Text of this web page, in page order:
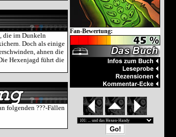
die im Dunkeln
Doch als einige
ahnen die
Hexenjagd führt die
folgenden ???-Fällen
Fan-Bewertung: